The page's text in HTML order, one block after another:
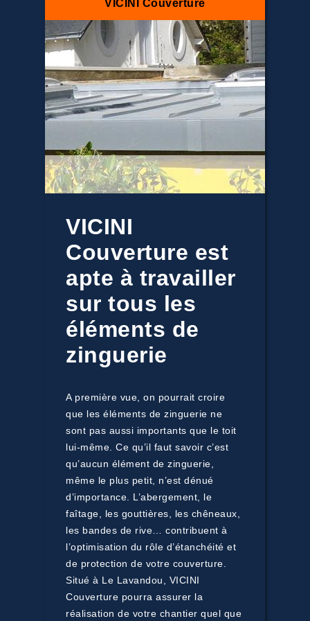
VICINI Couverture
VICINI
Couverture est
apte à travailler
sur tous les
éléments de
zinguerie
A première vue, on pourrait croire
que les éléments de zinguerie ne
sont pas aussi importants que le toit
lui-même. Ce qu’il faut savoir c’est
qu’aucun élément de zinguerie,
même le plus petit, n’est dénué
d’importance. L’abergement, le
faîtage, les gouttières, les chêneaux,
les bandes de rive… contribuent à
l’optimisation du rôle d’étanchéité et
de protection de votre couverture.
Situé à Le Lavandou, VICINI
Couverture pourra assurer la
réalisation de votre chantier quel que